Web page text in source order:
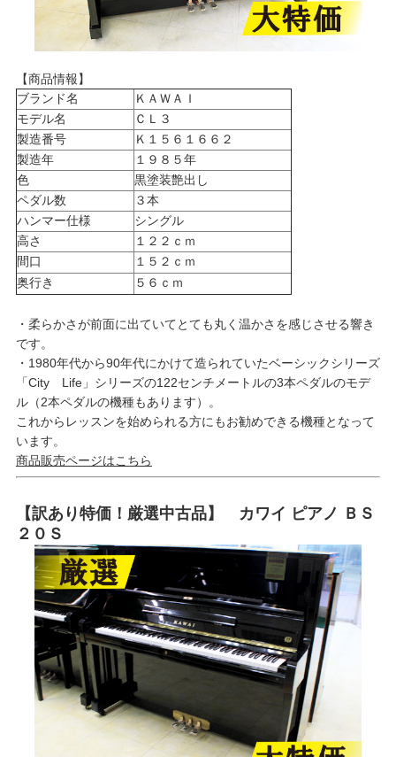
【商品情報】
ブランド名
ＫＡＷＡＩ
モデル名
ＣＬ３
製造番号
Ｋ１５６１６６２
製造年
１９８５年
色
黒塗装艶出し
ペダル数
３本
ハンマー仕様
シングル
高さ
１２２ｃｍ
間口
１５２ｃｍ
奥行き
５６ｃｍ
・柔らかさが前面に出ていてとても丸く温かさを感じさせる響き
です。
・1980年代から90年代にかけて造られていたベーシックシリーズ
「City Life」シリーズの122センチメートルの3本ペダルのモデ
ル（2本ペダルの機種もあります）。
これからレッスンを始められる方にもお勧めできる機種となって
います。
商品販売ページはこちら
【訳あり特価！厳選中古品】 カワイ ピアノ ＢＳ
２０Ｓ